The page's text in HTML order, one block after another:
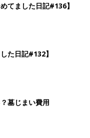
てました日記#136】
た日記#132】
墓じまい費用